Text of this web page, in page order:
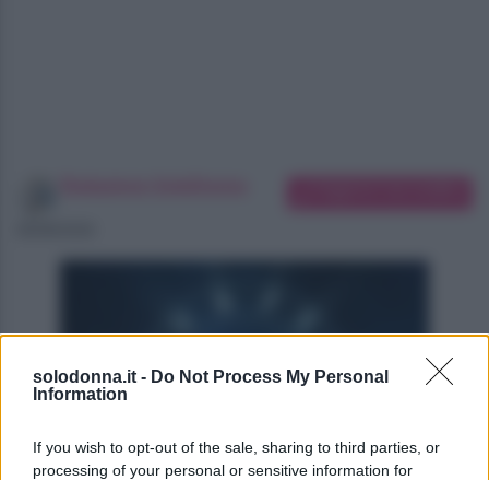
solodonna.it - Do Not Process My Personal
Information
If you wish to opt-out of the sale, sharing to third parties, or
processing of your personal or sensitive information for